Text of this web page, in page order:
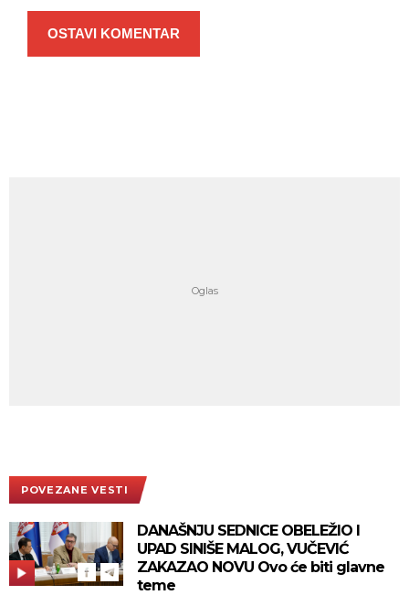
OSTAVI KOMENTAR
POVEZANE VESTI
DANAŠNJU SEDNICE OBELEŽIO I
UPAD SINIŠE MALOG, VUČEVIĆ
ZAKAZAO NOVU Ovo će biti glavne
teme